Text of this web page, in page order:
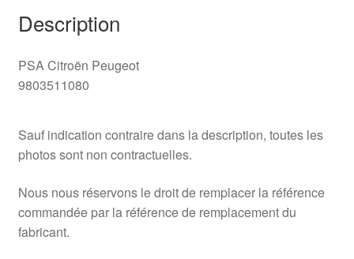
Description
PSA Citroën Peugeot
9803511080
Sauf indication contraire dans la description, toutes les
photos sont non contractuelles.
Nous nous réservons le droit de remplacer la référence
commandée par la référence de remplacement du
fabricant.